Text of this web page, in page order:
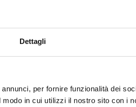
Dettagli
per fornire funzionalità dei
in cui utilizzi il nostro sito con i
COGNOME *